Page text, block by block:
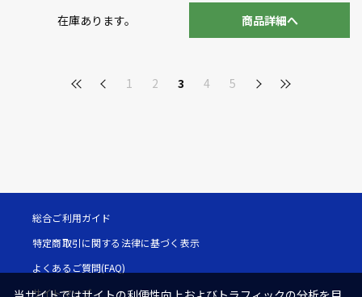
在庫あります。 商品詳細へ
1 2 3 4 5
総合ご利用ガイド
特定商取引に関する法律に基づく表示
よくあるご質問(FAQ)
サイトマップ